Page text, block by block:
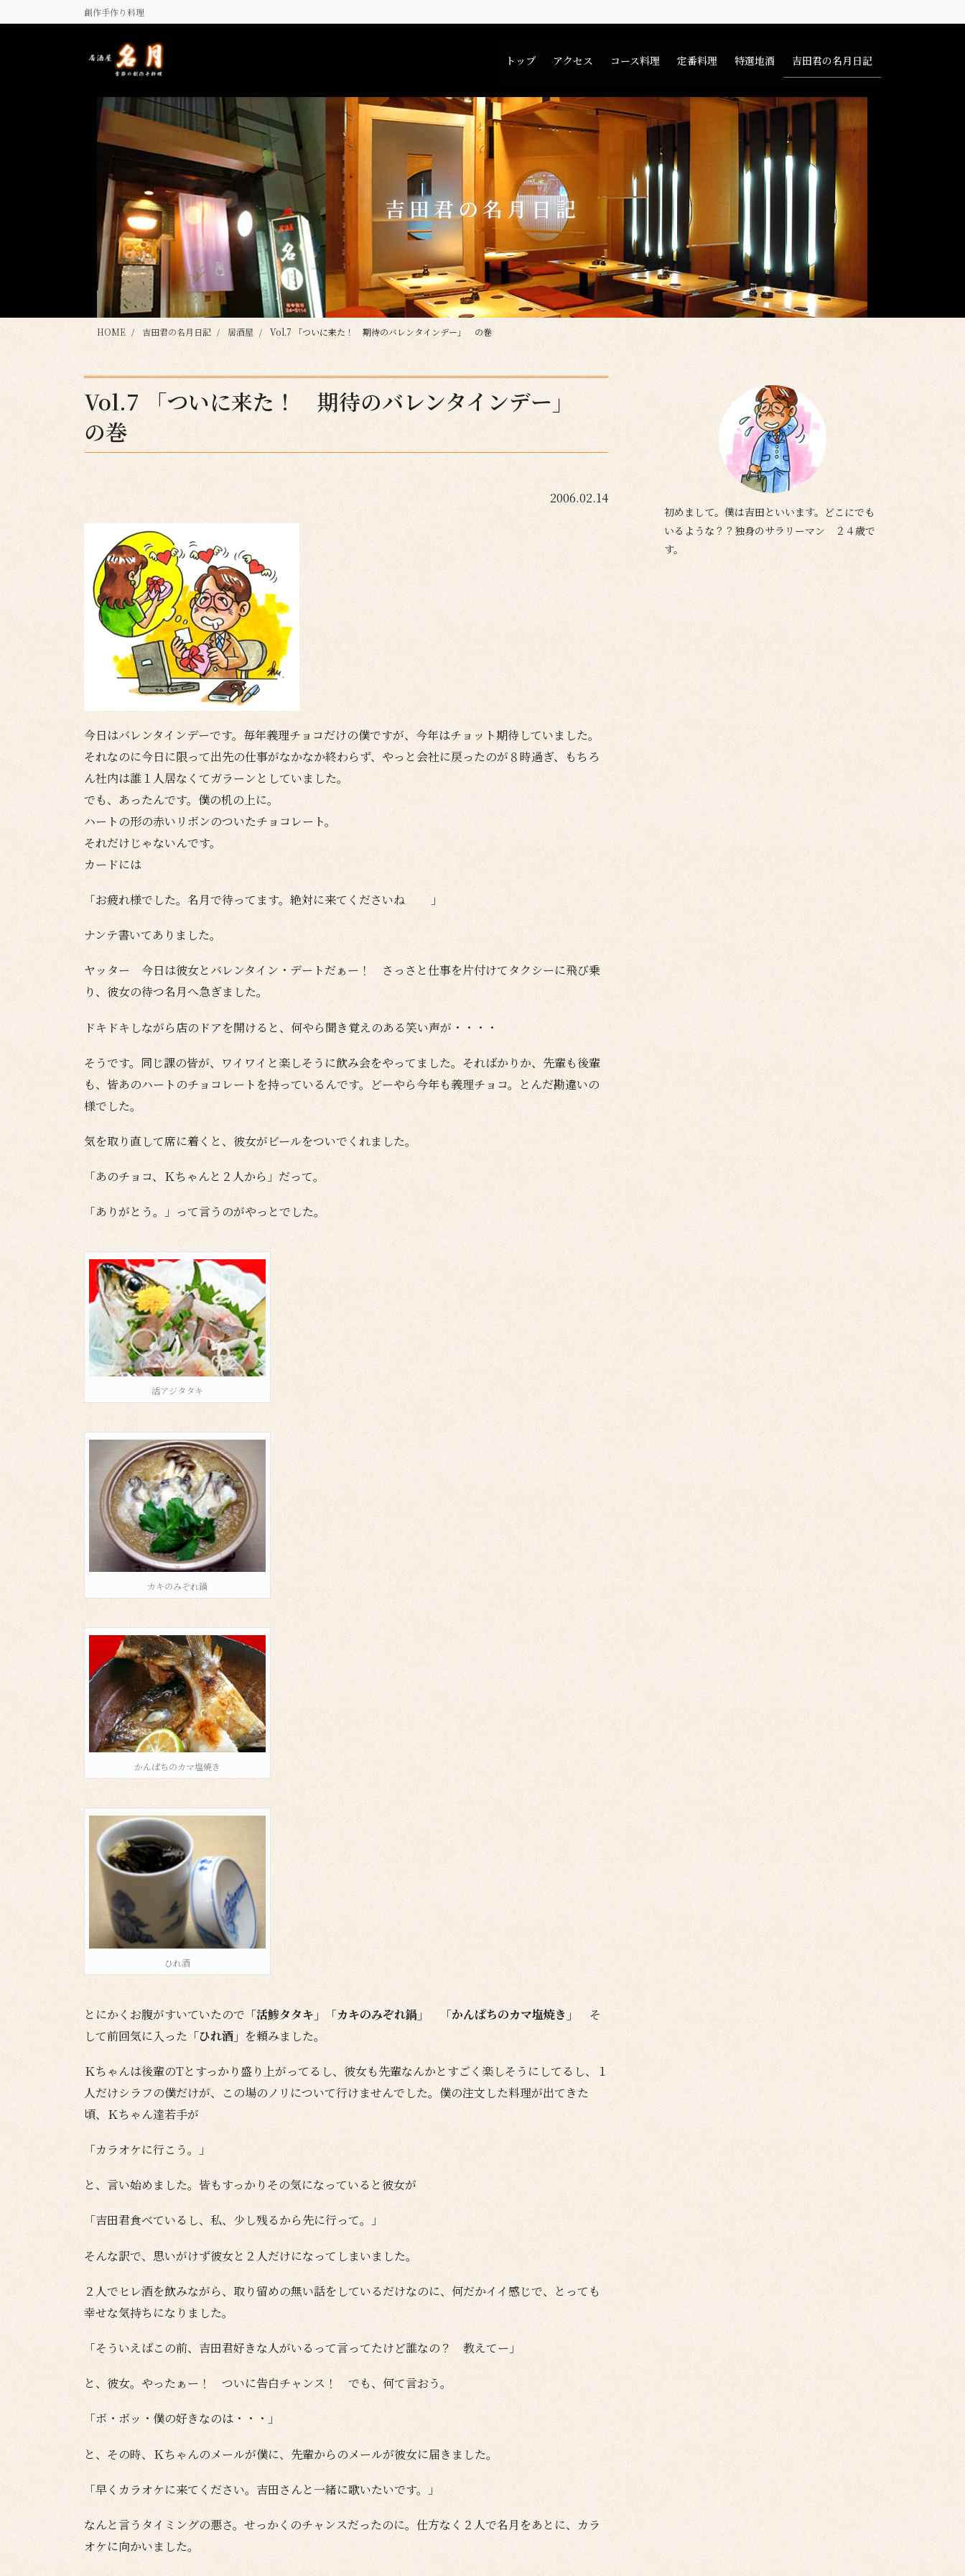
ン
ビ
創作手作り料理
トップ アクセス コース料理 定番料理 特選地酒 吉田君の名月日記
吉田君の名月日記
HOME 吉田君の名月日記 居酒屋 Vol.7 「ついに来た！ 期待のバレンタインデー」 の巻
Vol.7 「ついに来た！ 期待のバレンタインデー」
の巻
2006.02.14
今日はバレンタインデーです。毎年義理チョコだけの僕ですが、今年はチョット期待していました。
それなのに今日に限って出先の仕事がなかなか終わらず、やっと会社に戻ったのが８時過ぎ、もちろ
ん社内は誰１人居なくてガラーンとしていました。
でも、あったんです。僕の机の上に。
ハートの形の赤いリボンのついたチョコレート。
それだけじゃないんです。
カードには
「お疲れ様でした。名月で待ってます。絶対に来てくださいね 」
ナンテ書いてありました。
ヤッター 今日は彼女とバレンタイン・デートだぁー！ さっさと仕事を片付けてタクシーに飛び乗
り、彼女の待つ名月へ急ぎました。
ドキドキしながら店のドアを開けると、何やら聞き覚えのある笑い声が・・・・
そうです。同じ課の皆が、ワイワイと楽しそうに飲み会をやってました。そればかりか、先輩も後輩
も、皆あのハートのチョコレートを持っているんです。どーやら今年も義理チョコ。とんだ勘違いの
様でした。
気を取り直して席に着くと、彼女がビールをついでくれました。
「あのチョコ、Ｋちゃんと２人から」だって。
「ありがとう。」って言うのがやっとでした。
活アジタタキ
カキのみぞれ鍋
かんぱちのカマ塩焼き
ひれ酒
とにかくお腹がすいていたので 「活鯵タタキ」「カキのみぞれ鍋」 「かんぱちのカマ塩焼き」 そ
して前回気に入った 「ひれ酒」 を頼みました。
Ｋちゃんは後輩のTとすっかり盛り上がってるし、彼女も先輩なんかとすごく楽しそうにしてるし、１
人だけシラフの僕だけが、この場のノリについて行けませんでした。僕の注文した料理が出てきた
頃、Ｋちゃん達若手が
「カラオケに行こう。」
と、言い始めました。皆もすっかりその気になっていると彼女が
「吉田君食べているし、私、少し残るから先に行って。」
そんな訳で、思いがけず彼女と２人だけになってしまいました。
２人でヒレ酒を飲みながら、取り留めの無い話をしているだけなのに、何だかイイ感じで、とっても
幸せな気持ちになりました。
「そういえばこの前、吉田君好きな人がいるって言ってたけど誰なの？ 教えてー」
と、彼女。やったぁー！ ついに告白チャンス！ でも、何て言おう。
「ボ・ボッ・僕の好きなのは・・・」
と、その時、Ｋちゃんのメールが僕に、先輩からのメールが彼女に届きました。
「早くカラオケに来てください。吉田さんと一緒に歌いたいです。」
なんと言うタイミングの悪さ。せっかくのチャンスだったのに。仕方なく２人で名月をあとに、カラ
オケに向かいました。
初めまして。僕は吉田といいます。どこにでも
いるような？？独身のサラリーマン ２４歳で
す。